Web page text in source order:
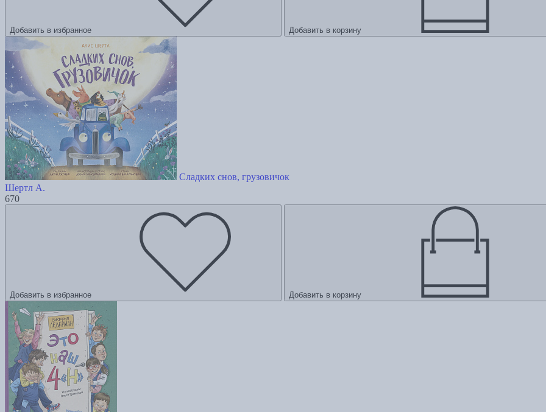
Добавить в избранное Добавить в корзину
Сладких снов, грузовичок
Шертл А.
670
Добавить в избранное Добавить в корзину